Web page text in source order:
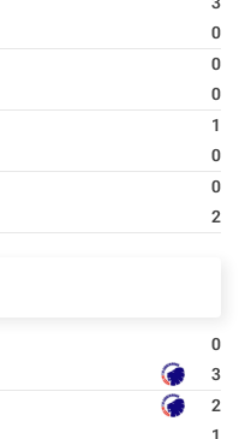
0
0
0
1
0
0
2
0
3
2